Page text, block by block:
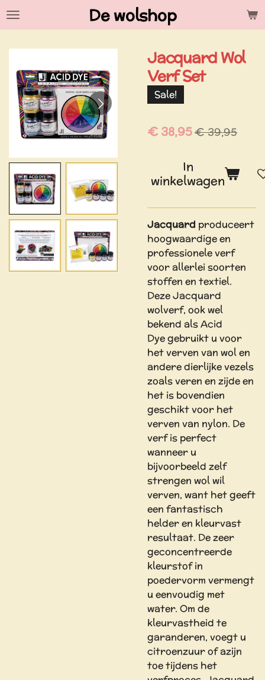
Ga
hoofdinhoud
De wolshop
Jacquard Wol
Verf Set
Sale!
€ 38,95€ 39,95
In
winkelwagen
Jacquard produceert
hoogwaardige en
professionele verf
voor allerlei soorten
stoffen en textiel.
Deze Jacquard
wolverf, ook wel
bekend alsAcid
Dyegebruikt u voor
het verven van wol en
andere dierlijke vezels
zoals veren en zijde en
het is bovendien
geschikt voor het
verven van nylon. De
verf is perfect
wanneer u
bijvoorbeeld zelf
strengen wol wil
verven, want het geeft
een fantastisch
helder en kleurvast
resultaat. De zeer
geconcentreerde
kleurstof in
poedervorm vermengt
u eenvoudig met
water. Om de
kleurvastheid te
garanderen, voegt u
citroenzuur of azijn
toe tijdens het